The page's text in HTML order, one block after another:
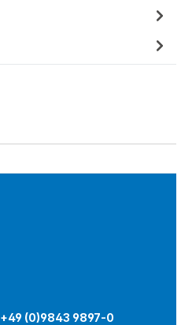
+49 (0)9843 9897-0